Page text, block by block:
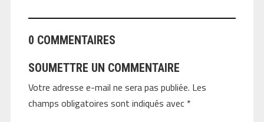
0 COMMENTAIRES
SOUMETTRE UN COMMENTAIRE
Votre adresse e-mail ne sera pas publiée. Les
champs obligatoires sont indiqués avec *